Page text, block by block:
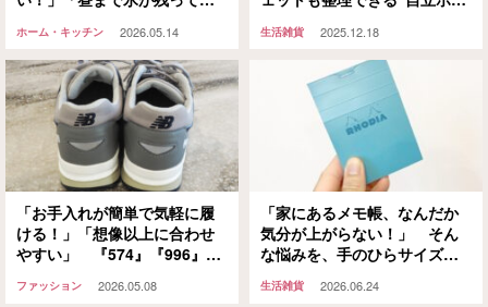
ホーム・キッチン 2026.05.14 生活雑貨 2025.12.18
「お手入れが簡単で気軽に履
ける！」「想像以上に合わせ
やすい」 『574』『996』の
ーカーはコレ！
ファッション 2026.05.08
「家にあるメモ帳、なんだか
気分が上がらない！」 そん
な悩みを、手のひらサイズの
生活雑貨 2026.06.24